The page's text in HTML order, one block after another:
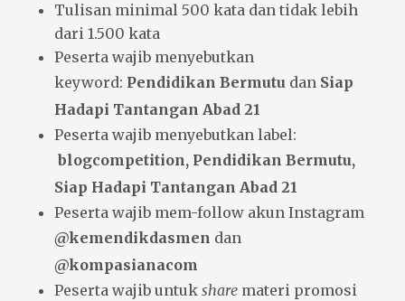
Tulisan minimal 500 kata dan tidak lebih
dari 1.500 kata
Peserta wajib menyebutkan
keyword: Pendidikan Bermutu dan Siap
Hadapi Tantangan Abad 21
Peserta wajib menyebutkan label:
blogcompetition, Pendidikan Bermutu,
Siap Hadapi Tantangan Abad 21
Peserta wajib mem-follow akun Instagram
@kemendikdasmen dan
@kompasianacom
Peserta wajib untuk share materi promosi